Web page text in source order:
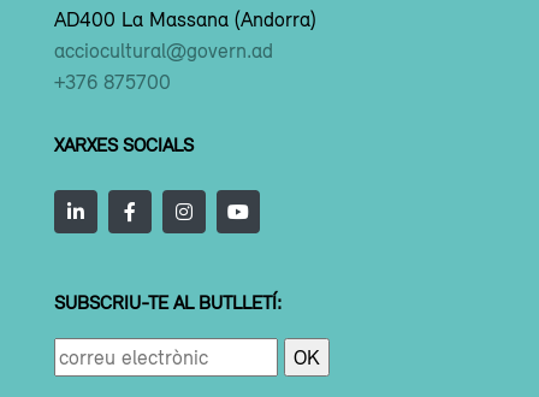
AD400 La Massana (Andorra)
acciocultural@govern.ad
+376 875700
XARXES SOCIALS
SUBSCRIU-TE AL BUTLLETÍ: